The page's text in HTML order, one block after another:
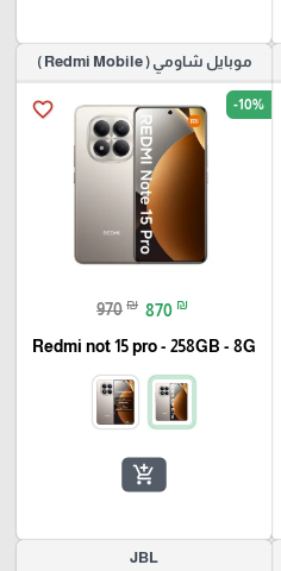
موبايل شاومي ( Redmi Mobile )
favorite_border -10%
970 ₪ 870 ₪
Redmi not 15 pro - 258GB - 8G
add_shopping_cart
JBL